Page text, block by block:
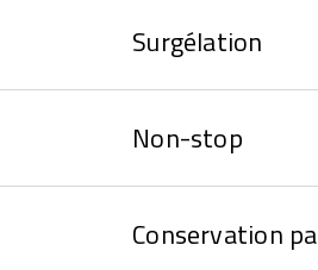
Surgélation
Non-stop
Conservation